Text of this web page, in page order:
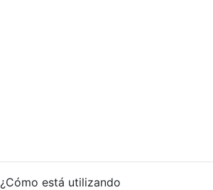
¿Cómo está utilizando